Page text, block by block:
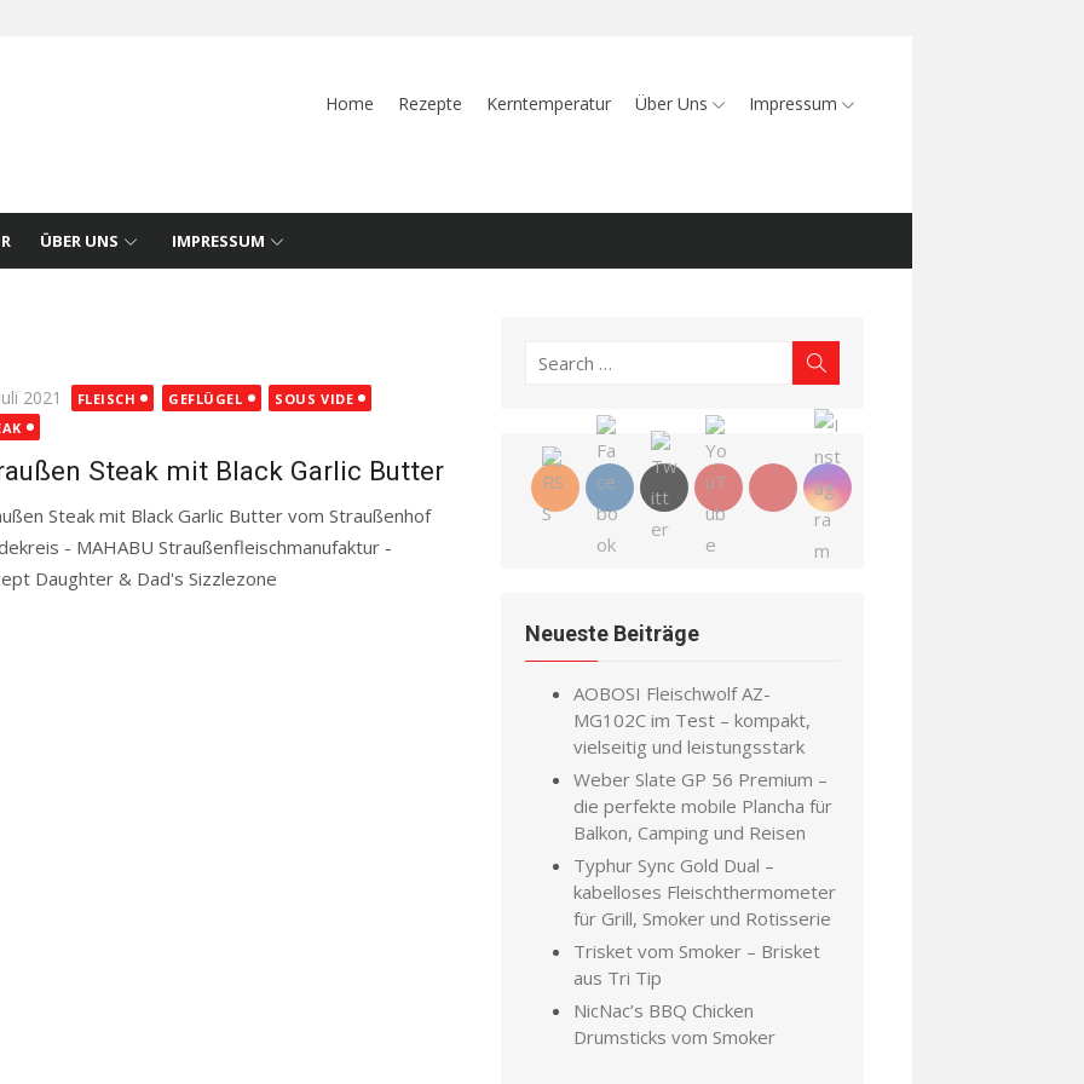
Home Rezepte Kerntemperatur Über Uns Impressum
ÜBER UNS IMPRESSUM
2021 FLEISCH GEFLÜGEL
SOUS VIDE
Steak mit Black Garlic Butter
Steak mit Black Garlic Butter vom Straußenhof
- MAHABU Straußenfleischmanufaktur -
Daughter & Dad's Sizzlezone
Search
Neueste Beiträge
AOBOSI Fleischwolf AZ-
MG102C im Test – kompakt,
vielseitig und leistungsstark
Weber Slate GP 56 Premium –
die perfekte mobile Plancha für
Balkon, Camping und Reisen
Typhur Sync Gold Dual –
kabelloses Fleischthermometer
für Grill, Smoker und Rotisserie
Trisket vom Smoker – Brisket
aus Tri Tip
NicNac’s BBQ Chicken
Drumsticks vom Smoker